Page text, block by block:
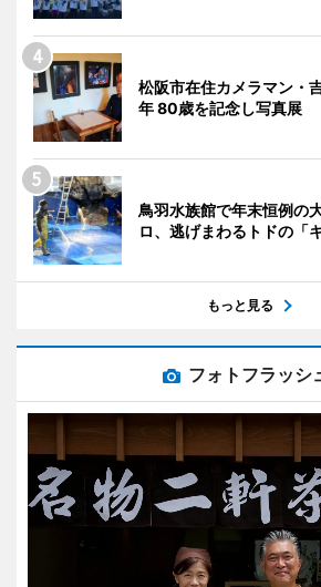
松阪市在住カメラマン・
年 80歳を記念し写真展
鳥羽水族館で年末恒例
ロ、逃げまわるトドの「
もっと見る
フォトフラッシ